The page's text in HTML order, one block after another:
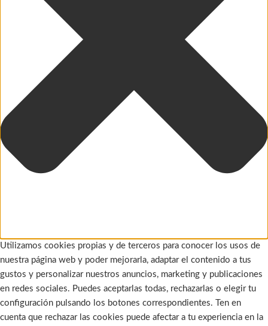
Utilizamos cookies propias y de terceros para conocer los usos de
nuestra página web y poder mejorarla, adaptar el contenido a tus
gustos y personalizar nuestros anuncios, marketing y publicaciones
en redes sociales. Puedes aceptarlas todas, rechazarlas o elegir tu
configuración pulsando los botones correspondientes. Ten en
cuenta que rechazar las cookies puede afectar a tu experiencia en la